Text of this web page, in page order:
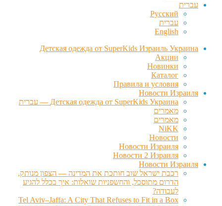
עברית
Русский
עברית
English
Детская одежда от SuperKids Израиль Украина
Акции
Новинки
Каталог
Правила и условия
Новости Израиля
Детская одежда от SuperKids Украина — עברית
מאמרים
מאמרים
NiKK
Новости
Новости Израиля
Новости 2 Израиля
Новости Израиля
רכבת ישראל שוב חותכת את המדינה — הצפון מנותק,
הדרום מתוסכל, והחשפניות שואלות: איך בכלל להגיע
לעבודה?
Tel Aviv–Jaffa: A City That Refuses to Fit in a Box